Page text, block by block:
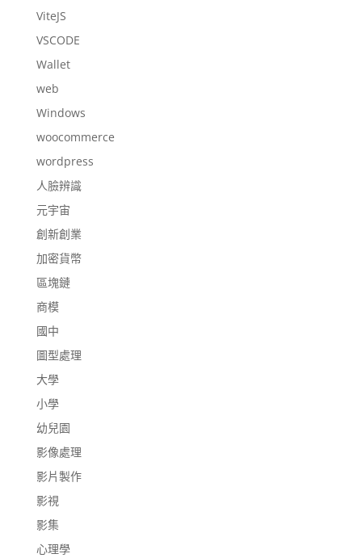
ViteJS
VSCODE
Wallet
web
Windows
woocommerce
wordpress
人臉辨識
元宇宙
創新創業
加密貨幣
區塊鏈
商模
國中
圖型處理
大學
小學
幼兒園
影像處理
影片製作
影視
影集
心理學